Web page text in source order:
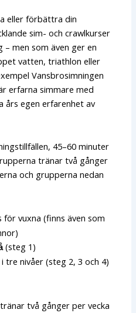
eller förbättra din
sim- och crawlkurser
– men som även ger en
vatten, triathlon eller
Vansbrosimningen
erfarna simmare med
års egen erfarenhet av
45–60 minuter
tränar två gånger
och grupperna nedan
för vuxna (finns även som
(steg 1)
i tre nivåer (steg 2, 3 och 4)
två gånger per vecka